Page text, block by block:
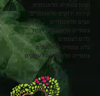
חנות צמחייה מלאכותית
קירות ירוקים מלאכותיים
עצים מלאכותיים
צמחייה מלאכותית לבית
כלים לצמחים
בלוג צמחיה מלאכותית
צמחייה מלאכותית לעסקים